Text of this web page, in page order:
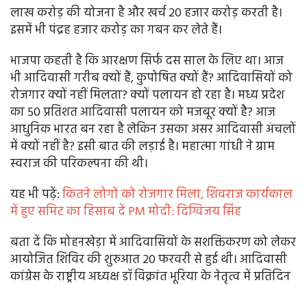
लाख करोड़ की योजना है और खर्च 20 हजार करोड़ करती है।
इसमें भी पंद्रह हजार करोड़ का गबन कर लेते हैं।
भाजपा कहती है कि आरक्षण सिर्फ दस साल के लिए था। आज
भी आदिवासी गरीब क्यों हैं, कुपोषित क्यों हैं? आदिवासियों को
रोजगार क्यों नहीं मिलता? क्यों पलायन हो रहा है। मध्य प्रदेश
का 50 प्रतिशत आदिवासी पलायन को मजबूर क्यों है? आज
आधुनिक भारत बन रहा है लेकिन उसका असर आदिवासी अंचलों
में क्यों नहीं है? इसी बात की लड़ाई है। महात्मा गांधी ने ग्राम
स्वराज की परिकल्पना की थी।
यह भी पढ़ें:कितने लोगों को रोजगार मिला, शिवराज कार्यकाल
में हुए समिट का हिसाब दें PM मोदी: दिग्विजय सिंह
बता दें कि मोहनखेड़ा में आदिवासियों के सशक्तिकरण को लेकर
आयोजित शिविर की शुरुआत 20 फरवरी से हुई थी। आदिवासी
कांग्रेस के राष्ट्रीय अध्यक्ष डॉ विक्रांत भूरिया के नेतृत्व में प्रतिदिन